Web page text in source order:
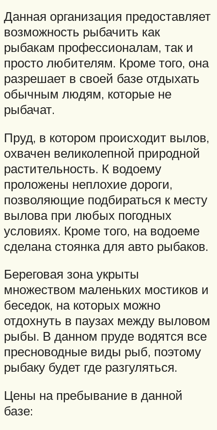
Данная организация предоставляет
возможность рыбачить как
рыбакам профессионалам, так и
просто любителям. Кроме того, она
разрешает в своей базе отдыхать
обычным людям, которые не
рыбачат.
Пруд, в котором происходит вылов,
охвачен великолепной природной
растительность. К водоему
проложены неплохие дороги,
позволяющие подбираться к месту
вылова при любых погодных
условиях. Кроме того, на водоеме
сделана стоянка для авто рыбаков.
Береговая зона укрыты
множеством маленьких мостиков и
беседок, на которых можно
отдохнуть в паузах между выловом
рыбы. В данном пруде водятся все
пресноводные виды рыб, поэтому
рыбаку будет где разгуляться.
Цены на пребывание в данной
базе: